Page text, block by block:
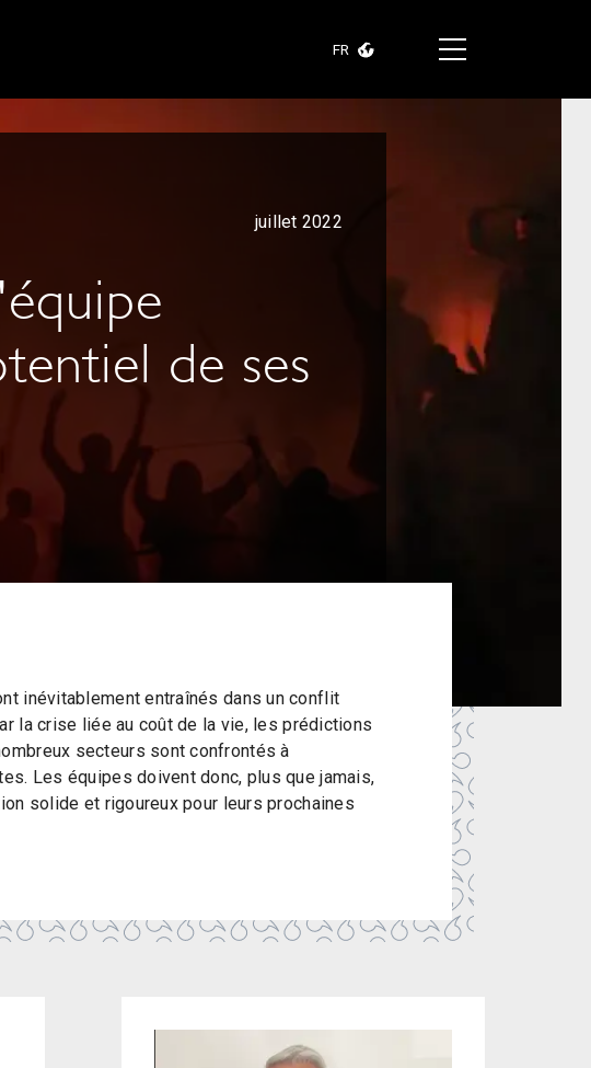
FR
juillet 2022
de ses
inévitablement entraînés dans un conflit
la crise liée au coût de la vie, les prédictions
secteurs sont confrontés à
Les équipes doivent donc, plus que jamais,
solide et rigoureux pour leurs prochaines